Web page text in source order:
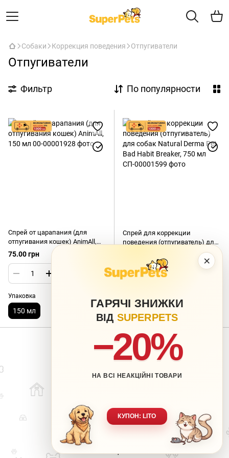
×
ГАРЯЧІ ЗНИЖКИ
ВІД SUPERPETS
−20%
НА ВСІ НЕАКЦІЙНІ ТОВАРИ
КУПОН: LITO
Собаки Коррекция поведения Отпугиватели
Отпугиватели
Фильтр По популярности
Спрей от царапания (для
отпугивания кошек) AnimAll,
150 мл
75.00 грн
Упаковка
150 мл
Спрей для коррекции
поведения (отпугиватель) для
собак Natural Derma Pet Bad
Habit Breaker, 750 мл
063 217-20-99 066 707-11-17
Полная версия сайта